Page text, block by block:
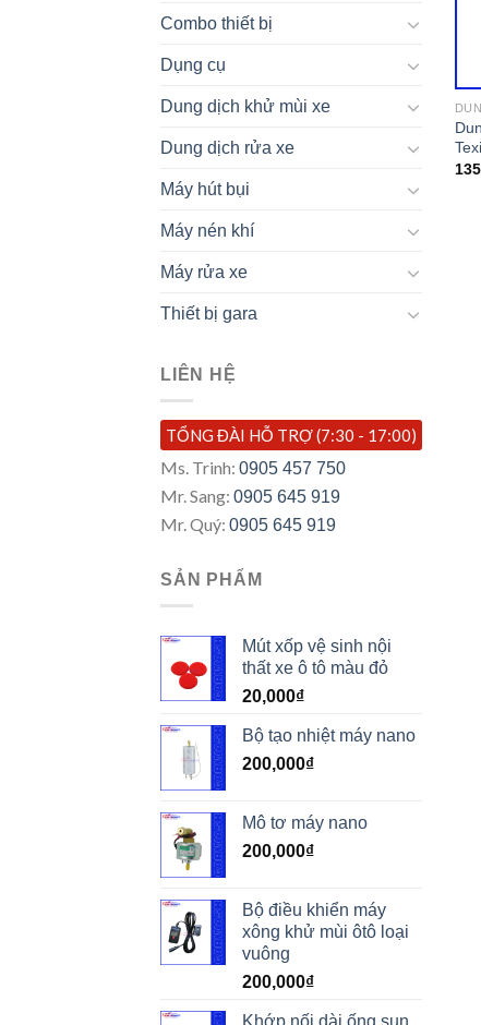
Combo thiết bị
Dụng cụ
Dung dịch khử mùi xe
Dung dịch rửa xe
Máy hút bụi
Máy nén khí
Máy rửa xe
Thiết bị gara
LIÊN HỆ
TỔNG ĐÀI HỖ TRỢ (7:30 - 17:00)
Ms. Trinh: 0905 457 750
Mr. Sang: 0905 645 919
Mr. Quý: 0905 645 919
SẢN PHẨM
Mút xốp vệ sinh nội
thất xe ô tô màu đỏ
20,000₫
Bộ tạo nhiệt máy nano
200,000₫
Mô tơ máy nano
200,000₫
Bộ điều khiển máy
xông khử mùi ôtô loại
vuông
200,000₫
Khớp nối dài ống sun